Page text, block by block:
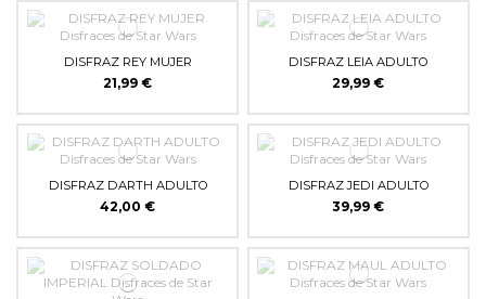
DISFRAZ REY MUJER
21,99 €
DISFRAZ LEIA ADULTO
29,99 €
DISFRAZ DARTH ADULTO
42,00 €
DISFRAZ JEDI ADULTO
39,99 €